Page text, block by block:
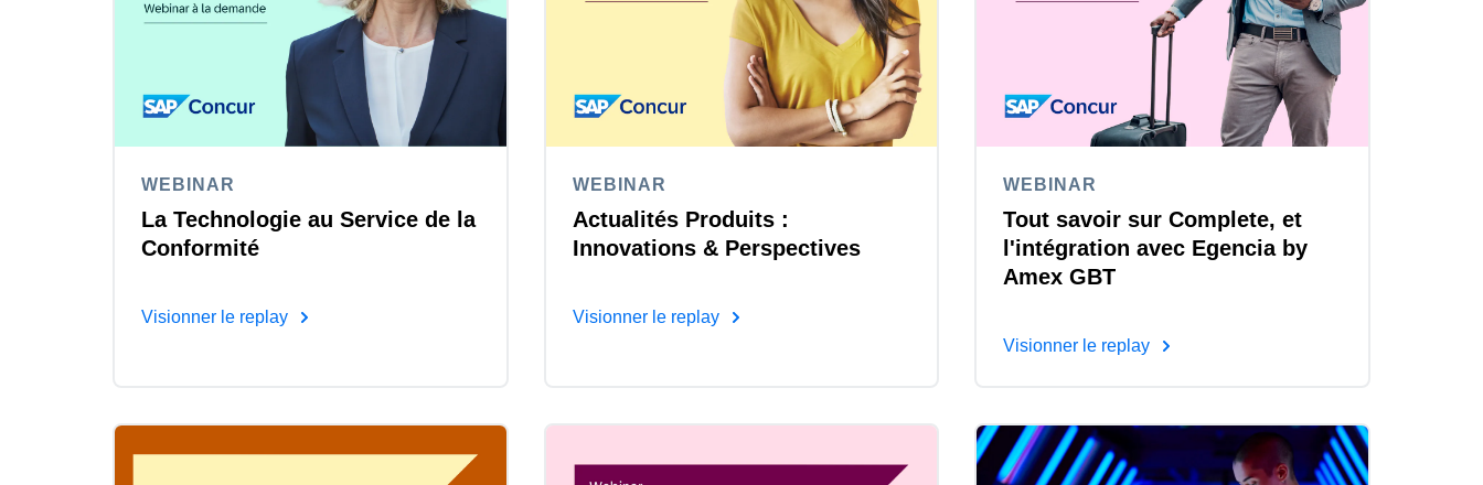
WEBINAR
La Technologie au Service de la
Conformité
Visionner le replay
WEBINAR
Actualités Produits :
Innovations & Perspectives
Visionner le replay
WEBINAR
Tout savoir sur Complete, et
l'intégration avec Egencia by
Amex GBT
Visionner le replay